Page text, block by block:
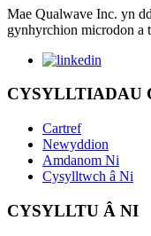
Mae Qualwave Inc. yn
gynhyrchion microdon a
CYSYLLTIADAU
Cartref
Newyddion
Amdanom Ni
Cysylltwch â Ni
CYSYLLTU Â NI